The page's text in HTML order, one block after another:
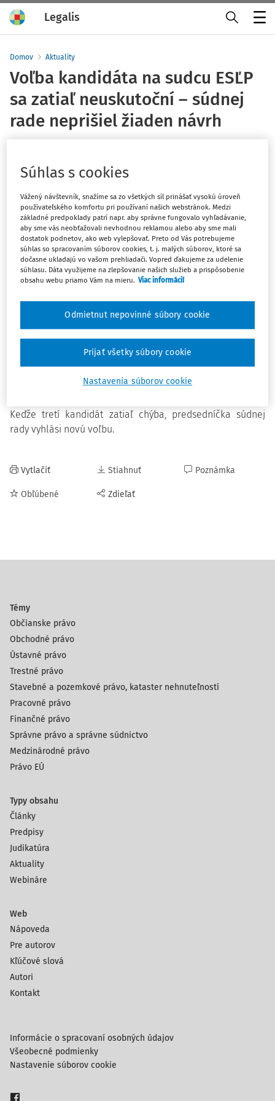
Legalis
Domov Aktuality
Voľba kandidáta na sudcu ESĽP
sa zatiaľ neuskutoční – súdnej
rade neprišiel žiaden návrh
Súdna rada SR neobdržala do 22. augusta 2025 ani jeden
návrh na kandidáta na sudcu Európskeho súdu pre
ľudské práva (ESĽP). Voľba, ktorú predsedníčka súdnej
rady Marcela Kosová vyhlásila 26. júna 2025 na 16.
september 2025, sa preto neuskutoční.
„Kandidát na sudcu, ktorý by mal v budúcnosti pôsobiť na
ESĽP, musí spĺňať prísne požiadavky právneho poriadku
Slovenskej republiky i Dohovoru o ochrane ľudských práv
a základných slobôd. Malo by ísť o významnú osobnosť v
odbore práva s vysokou morálnou integritou,“
pripomenula Marcela Kosová.
Súdna rada je povinná predložiť vláde SR troch
kandidátov na sudcu ESĽP. Na júnovom zasadnutí už
Keďže tretí kandidát zatiaľ chýba, predsedníčka súdnej
rady vyhlási novú voľbu.
Vytlačiť
Obľúbené
Stiahnuť
Zdieľať
Poznámka
Témy
Občianske právo
Obchodné právo
Ústavné právo
Trestné právo
Stavebné a pozemkové právo, kataster nehnuteľností
Pracovné právo
Finančné právo
Správne právo a správne súdnictvo
Medzinárodné právo
Právo EÚ
Typy obsahu
Články
Predpisy
Judikatúra
Aktuality
Webináre
Web
Nápoveda
Pre autorov
Kľúčové slová
Autori
Kontakt
Informácie o spracovaní osobných údajov
Všeobecné podmienky
Nastavenie súborov cookie
Súhlas s cookies
Vážený návštevník, snažíme sa zo všetkých síl prinášať vysokú úroveň
používateľského komfortu pri používaní našich webstránok. Medzi
základné predpoklady patrí napr. aby správne fungovalo vyhľadávanie,
aby sme vás neobťažovali nevhodnou reklamou alebo aby sme mali
dostatok podnetov, ako web vylepšovať. Preto od Vás potrebujeme
súhlas so spracovaním súborov cookies, t. j. malých súborov, ktoré sa
dočasne ukladajú vo vašom prehliadači. Vopred ďakujeme za udelenie
súhlasu. Dáta využijeme na zlepšovanie našich služieb a prispôsobenie
obsahu webu priamo Vám na mieru. Viac informácií
Nastavenia súborov cookie
Odmietnut nepovinné súbory cookie
Prijať všetky súbory cookie